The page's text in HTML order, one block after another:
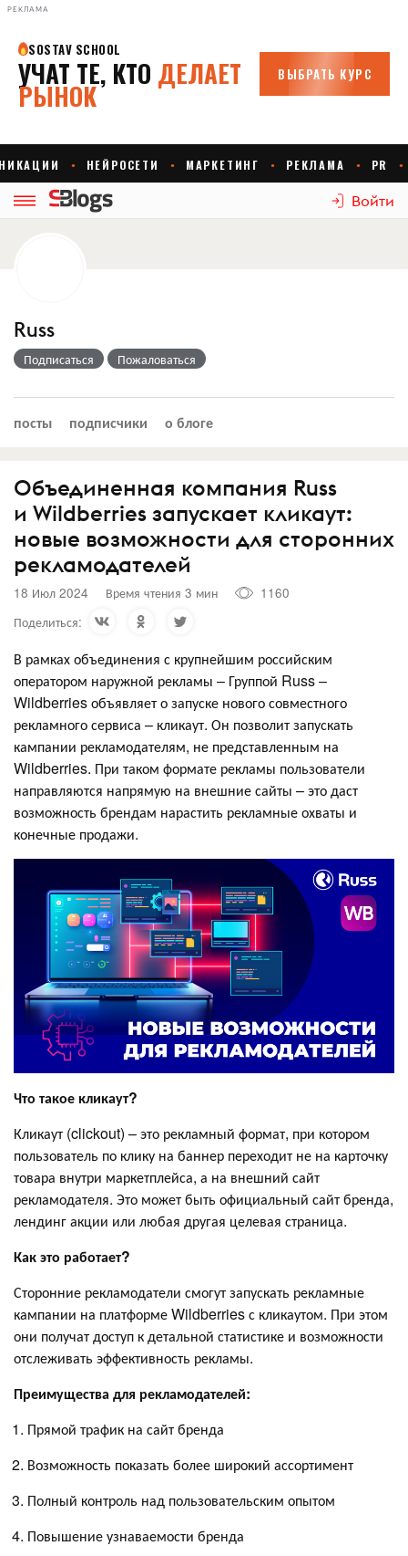
РЕКЛАМА
Войти
Russ
Подписаться Пожаловаться
посты подписчики о блоге
Объединенная компания Russ
и Wildberries запускает кликаут:
новые возможности для сторонних
рекламодателей
18 Июл 2024 Время чтения 3 мин
1160
Поделиться:
В рамках объединения с крупнейшим российским
оператором наружной рекламы – Группой Russ –
Wildberries объявляет о запуске нового совместного
рекламного сервиса – кликаут. Он позволит запускать
кампании рекламодателям, не представленным на
Wildberries. При таком формате рекламы пользователи
направляются напрямую на внешние сайты – это даст
возможность брендам нарастить рекламные охваты и
конечные продажи.
Что такое кликаут?
Кликаут (clickout) – это рекламный формат, при котором
пользователь по клику на баннер переходит не на карточку
товара внутри маркетплейса, а на внешний сайт
рекламодателя. Это может быть официальный сайт бренда,
лендинг акции или любая другая целевая страница.
Как это работает?
Сторонние рекламодатели смогут запускать рекламные
кампании на платформе Wildberries с кликаутом. При этом
они получат доступ к детальной статистике и возможности
отслеживать эффективность рекламы.
Преимущества для рекламодателей:
Прямой трафик на сайт бренда
Возможность показать более широкий ассортимент
Полный контроль над пользовательским опытом
Повышение узнаваемости бренда